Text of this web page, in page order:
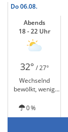
Do06.08.
Abends
18 - 22 Uhr
32° / 27°
Wechselnd
bewölkt, wenig
0 %